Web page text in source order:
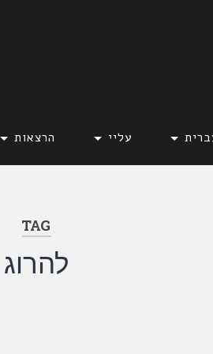
עליי הרצאות
TAG
להרוג